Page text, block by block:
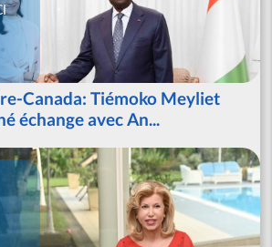
Canada: Tiémoko Meyliet
échange avec An...